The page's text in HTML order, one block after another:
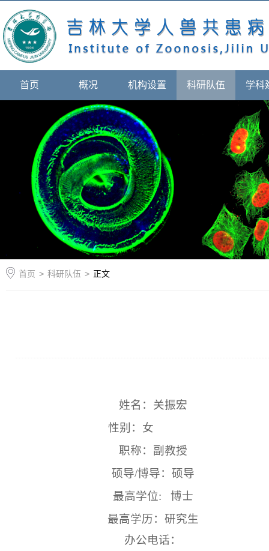
首页 概况 机构设置 科研队伍 学科
首页 > 科研队伍 > 正文
姓名：关振宏
性别：女
职称：副教授
硕导/博导：硕导
最高学位: 博士
最高学历：研究生
办公电话：